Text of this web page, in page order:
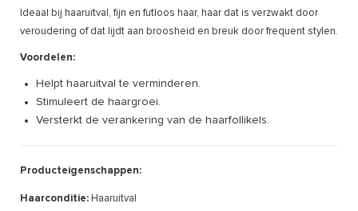
Ideaal bij haaruitval, fijn en futloos haar, haar dat is verzwakt door
veroudering of dat lijdt aan broosheid en breuk door frequent stylen.
Voordelen:
Helpt haaruitval te verminderen.
Stimuleert de haargroei.
Versterkt de verankering van de haarfollikels.
Producteigenschappen:
Haarconditie: Haaruitval